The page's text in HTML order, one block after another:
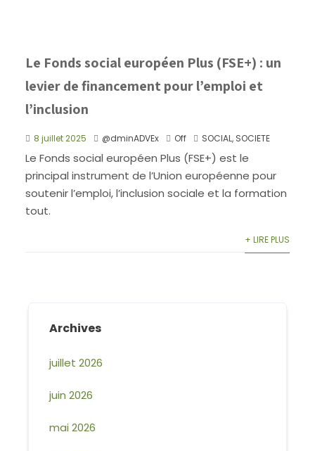
Le Fonds social européen Plus (FSE+) : un
levier de financement pour l’emploi et
l’inclusion
8 juillet 2025 @dminADVEx Off SOCIAL, SOCIETE
Le Fonds social européen Plus (FSE+) est le
principal instrument de l’Union européenne pour
soutenir l’emploi, l’inclusion sociale et la formation
tout.
+ LIRE PLUS
Archives
juillet 2026
juin 2026
mai 2026